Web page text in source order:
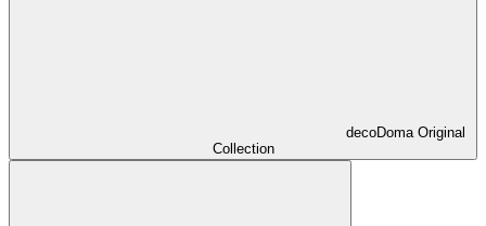
decoDoma Original
Collection